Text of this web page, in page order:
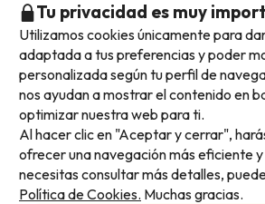
Métodos de pago disponibles
Tu privacidad es muy
Utilizamos cookies únicamente para
adaptada a tus preferencias y poder
personalizada según tu perfil de
nos ayudan a mostrar el contenido en
optimizar nuestra web para ti.
Al hacer clic en "Aceptar y cerrar",
ofrecer una navegación más eficiente
necesitas consultar más detalles,
Política de Cookies. Muchas gracias.